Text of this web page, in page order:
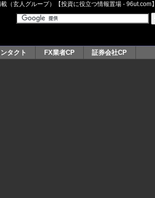
（玄人グループ）【投資に役立つ情報置場 - 96ut.com】
タクト FX業者CP 証券会社CP